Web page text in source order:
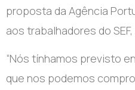
proposta da Agência
aos trabalhadores do
“Nós tínhamos previsto
que nos podemos